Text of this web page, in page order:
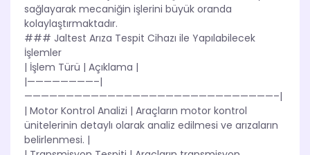
sağlayarak mecaniğin işlerini büyük oranda
kolaylaştırmaktadır.
### Jaltest Arıza Tespit Cihazı ile Yapılabilecek
İşlemler
| İşlem Türü | Açıklama |
|————————–|
——————————————————————————————–|
| Motor Kontrol Analizi | Araçların motor kontrol
ünitelerinin detaylı olarak analiz edilmesi ve arızaların
belirlenmesi. |